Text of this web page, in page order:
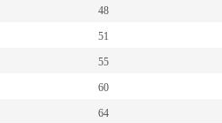
48
51
55
60
64